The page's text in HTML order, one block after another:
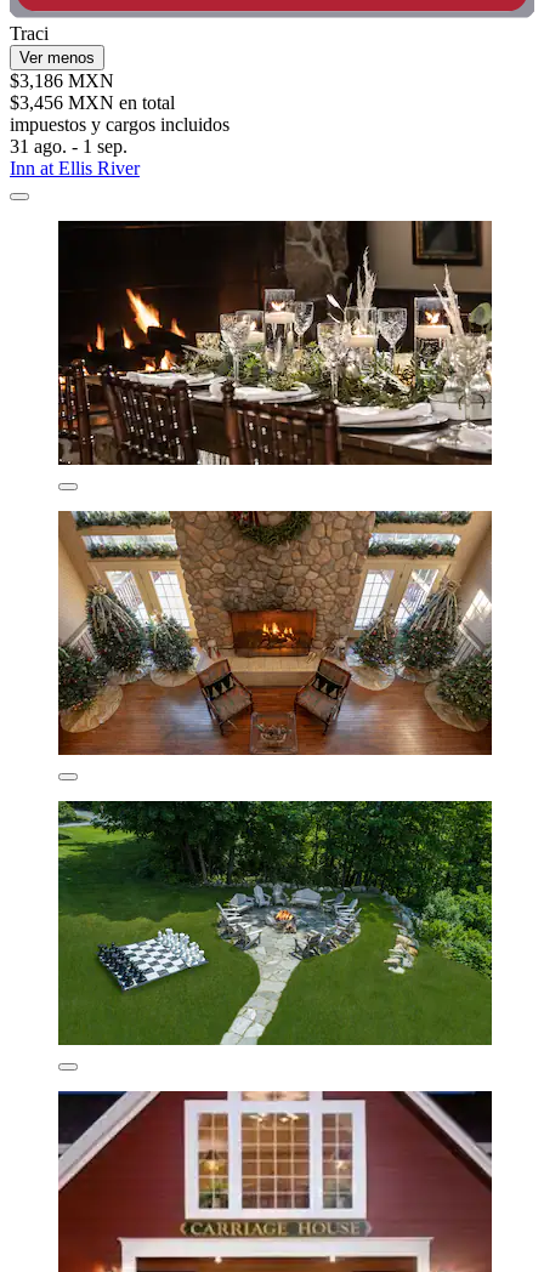
Traci
Ver menos
$3,186 MXN
$3,456 MXN en total
impuestos y cargos incluidos
31 ago. - 1 sep.
Inn at Ellis River